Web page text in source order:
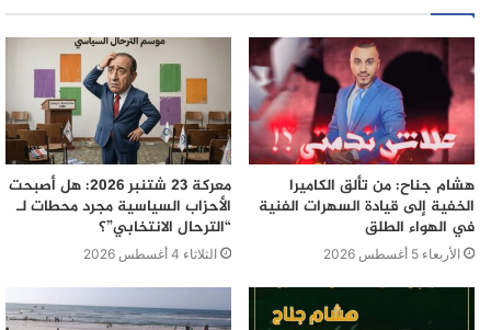
هشام جناح: من تألق الكاميرا
الخفية إلى قيادة السهرات الفنية
في الهواء الطلق
الأربعاء 5 أغسطس 2026
معركة 23 شتنبر 2026: هل أصبحت
الأحزاب السياسية مجرد محطات لـ
“الترحال الانتخابي”؟
الثلاثاء 4 أغسطس 2026